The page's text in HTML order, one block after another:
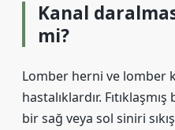
Kanal
mi?
Lomber herni ve lomber
hastalıklardır.
bir sağ veya sol siniri